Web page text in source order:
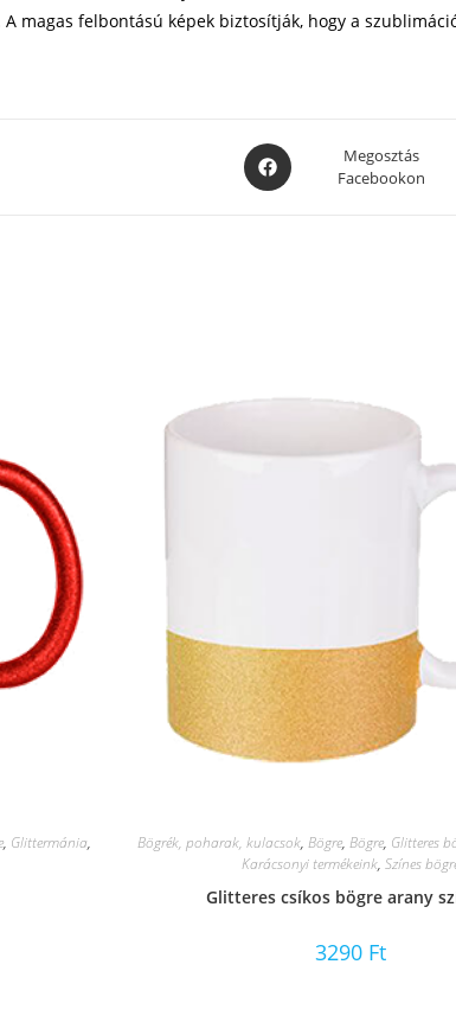
magas felbontású képek biztosítják, hogy a
Opens
in
Megosztás
Facebookon
, Glittermánia,
Bögrék, poharak, kulacsok, Bögre, Bögre, Glitteres
Karácsonyi termékeink,Színes
Glitteres csíkos bögre arany
3290 Ft